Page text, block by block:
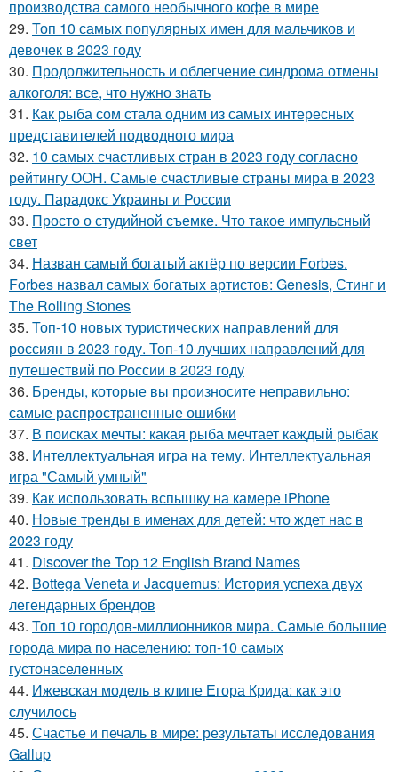
производства самого необычного кофе в мире
29. Топ 10 самых популярных имен для мальчиков и
девочек в 2023 году
30. Продолжительность и облегчение синдрома отмены
алкоголя: все, что нужно знать
31. Как рыба сом стала одним из самых интересных
представителей подводного мира
32. 10 самых счастливых стран в 2023 году согласно
рейтингу ООН. Самые счастливые страны мира в 2023
году. Парадокс Украины и России
33. Просто о студийной съемке. Что такое импульсный
свет
34. Назван самый богатый актёр по версии Forbes.
Forbes назвал самых богатых артистов: Genesis, Стинг и
The Rolling Stones
35. Топ-10 новых туристических направлений для
россиян в 2023 году. Топ-10 лучших направлений для
путешествий по России в 2023 году
36. Бренды, которые вы произносите неправильно:
самые распространенные ошибки
37. В поисках мечты: какая рыба мечтает каждый рыбак
38. Интеллектуальная игра на тему. Интеллектуальная
игра "Самый умный"
39. Как использовать вспышку на камере iPhone
40. Новые тренды в именах для детей: что ждет нас в
2023 году
41. Discover the Top 12 English Brand Names
42. Bottega Veneta и Jacquemus: История успеха двух
легендарных брендов
43. Топ 10 городов-миллионников мира. Самые большие
города мира по населению: топ-10 самых
густонаселенных
44. Ижевская модель в клипе Егора Крида: как это
случилось
45. Счастье и печаль в мире: результаты исследования
Gallup